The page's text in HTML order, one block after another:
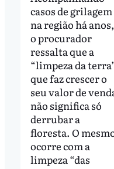
Acompanhando
casos de grilagem
na região há anos,
o procurador
ressalta que a
“limpeza da terra”,
que faz crescer o
seu valor de venda,
não significa só
derrubar a
floresta. O mesmo
ocorre com a